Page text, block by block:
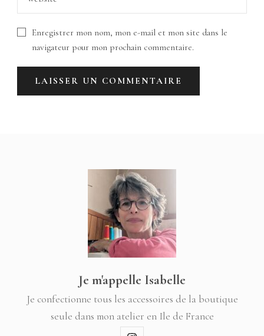
Enregistrer mon nom, mon e-mail et mon site dans le
navigateur pour mon prochain commentaire.
Je m'appelle Isabelle
Je confectionne tous les accessoires de la boutique
seule dans mon atelier en Ile de France